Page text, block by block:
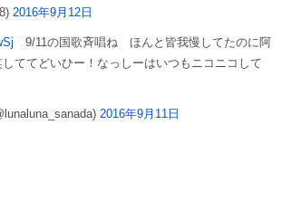
2016年9月12日
9/11の国歌斉唱ね ほんと皆我慢してたのに阿
ててどいひー！なっしーはいつもニコニコして
2016年9月11日